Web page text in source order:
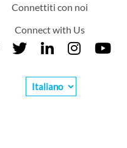
Connettiti con noi
Connect with Us